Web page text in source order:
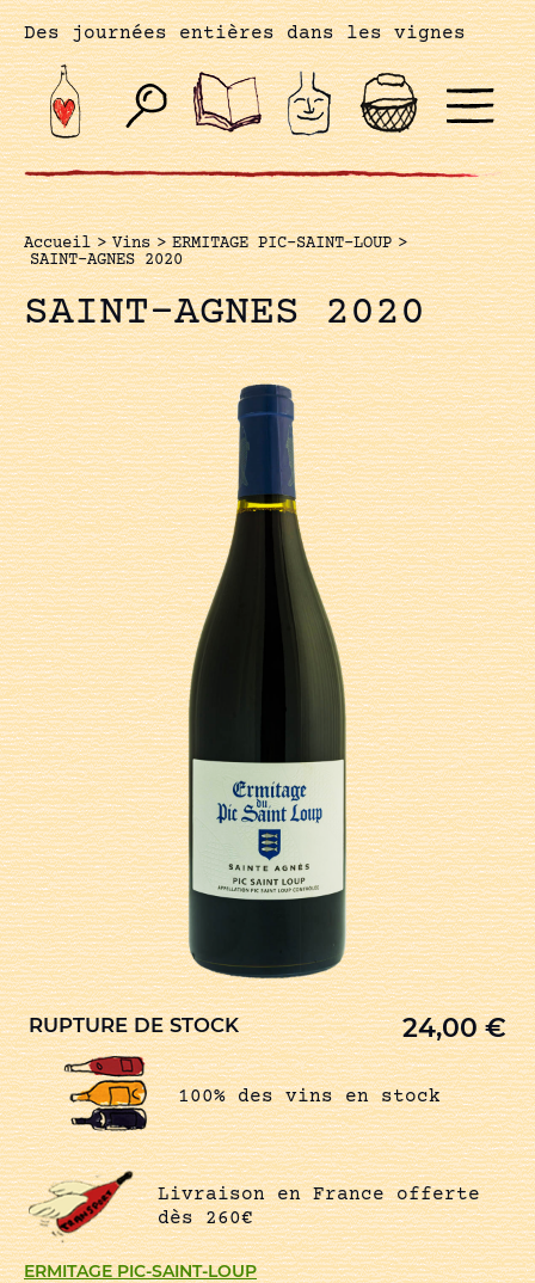
Des journées entières dans les vignes
Accueil > Vins > ERMITAGE PIC-SAINT-LOUP >
SAINT-AGNES 2020
SAINT-AGNES 2020
ERMITAGE PIC-SAINT-LOUP
RUPTURE DE STOCK 24,00€
100% des vins en stock
Livraison en France offerte
dès 260€